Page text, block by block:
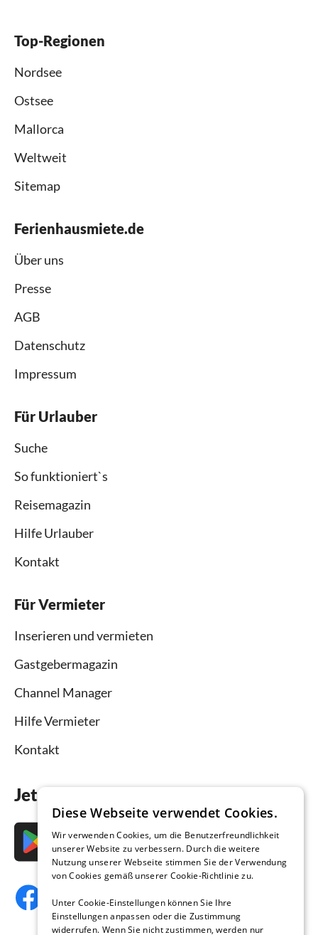
Top-Regionen
Nordsee
Ostsee
Mallorca
Weltweit
Sitemap
Ferienhausmiete.de
Über uns
Presse
AGB
Datenschutz
Impressum
Für Urlauber
Suche
So funktioniert`s
Reisemagazin
Hilfe Urlauber
Kontakt
Für Vermieter
Inserieren und vermieten
Gastgebermagazin
Channel Manager
Hilfe Vermieter
Kontakt
Jetzt die App downloaden
Diese Webseite verwendet Cookies.
Wir verwenden Cookies, um die Benutzerfreundlichkeit
unserer Website zu verbessern. Durch die weitere
Nutzung unserer Webseite stimmen Sie der Verwendung
von Cookies gemäß unserer Cookie-Richtlinie zu.
Unter Cookie-Einstellungen können Sie Ihre
Einstellungen anpassen oder die Zustimmung
widerrufen. Wenn Sie nicht zustimmen, werden nur